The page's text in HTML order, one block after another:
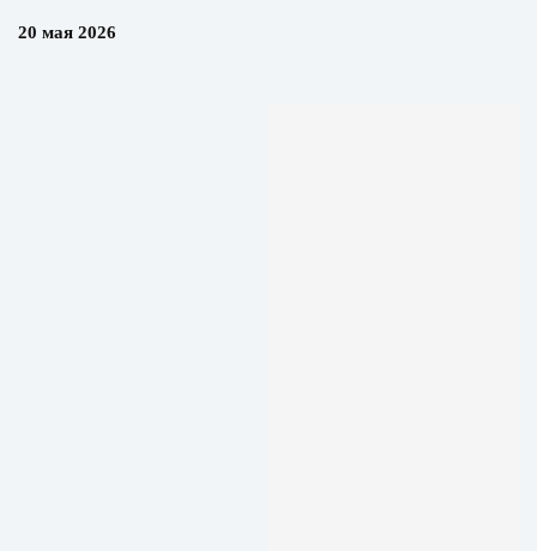
20 мая 2026